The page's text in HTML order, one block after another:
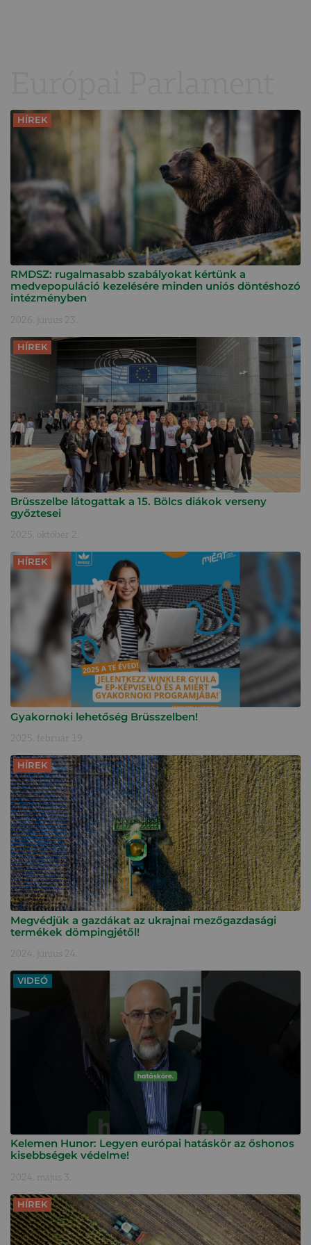
HÍREK
RMDSZ: rugalmasabb szabályokat kértünk a
medvepopuláció kezelésére minden uniós döntéshozó
intézményben
2026. június 23.
HÍREK
Brüsszelbe látogattak a 15. Bölcs diákok verseny
győztesei
2025. október 2.
HÍREK
Gyakornoki lehetőség Brüsszelben!
2025. február 19.
HÍREK
Megvédjük a gazdákat az ukrajnai mezőgazdasági
termékek dömpingjétől!
2024. június 24.
VIDEÓ
Kelemen Hunor: Legyen európai hatáskör az őshonos
kisebbségek védelme!
2024. május 3.
HÍREK